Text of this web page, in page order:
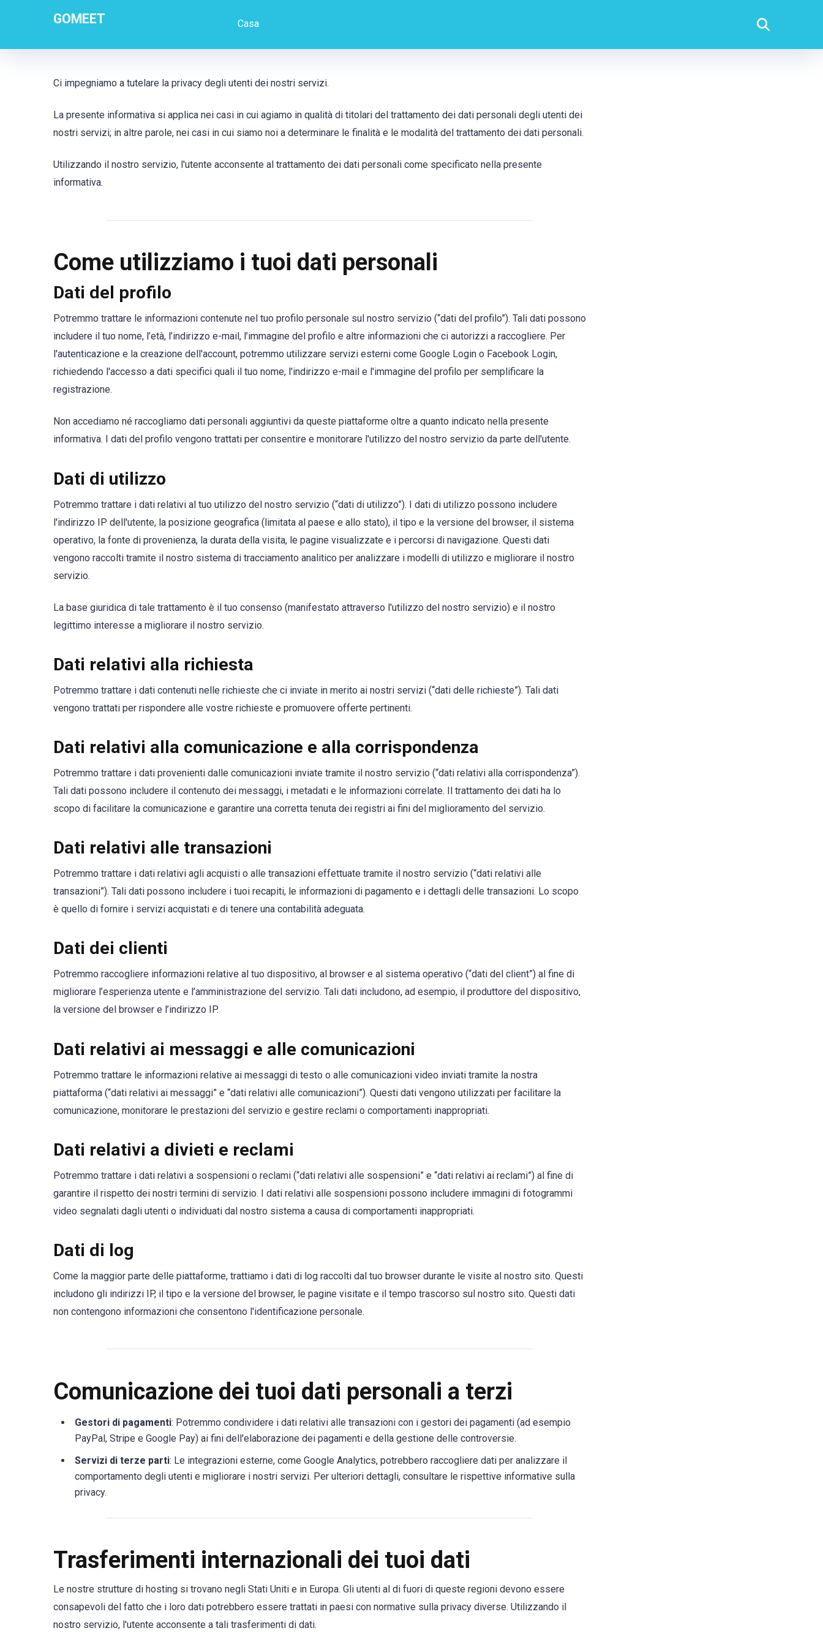
GOMEET Casa
Ci impegniamo a tutelare la privacy degli utenti dei nostri servizi.
La presente informativa si applica nei casi in cui agiamo in qualità di titolari del trattamento dei dati personali degli utenti dei
nostri servizi; in altre parole, nei casi in cui siamo noi a determinare le finalità e le modalità del trattamento dei dati personali.
Utilizzando il nostro servizio, l'utente acconsente al trattamento dei dati personali come specificato nella presente
informativa.
Come utilizziamo i tuoi dati personali
Dati del profilo
Potremmo trattare le informazioni contenute nel tuo profilo personale sul nostro servizio (“dati del profilo”). Tali dati possono
includere il tuo nome, l’età, l’indirizzo e-mail, l’immagine del profilo e altre informazioni che ci autorizzi a raccogliere. Per
l'autenticazione e la creazione dell'account, potremmo utilizzare servizi esterni come Google Login o Facebook Login,
richiedendo l'accesso a dati specifici quali il tuo nome, l'indirizzo e-mail e l'immagine del profilo per semplificare la
registrazione.
Non accediamo né raccogliamo dati personali aggiuntivi da queste piattaforme oltre a quanto indicato nella presente
informativa. I dati del profilo vengono trattati per consentire e monitorare l'utilizzo del nostro servizio da parte dell'utente.
Dati di utilizzo
Potremmo trattare i dati relativi al tuo utilizzo del nostro servizio (“dati di utilizzo”). I dati di utilizzo possono includere
l'indirizzo IP dell'utente, la posizione geografica (limitata al paese e allo stato), il tipo e la versione del browser, il sistema
operativo, la fonte di provenienza, la durata della visita, le pagine visualizzate e i percorsi di navigazione. Questi dati
vengono raccolti tramite il nostro sistema di tracciamento analitico per analizzare i modelli di utilizzo e migliorare il nostro
servizio.
La base giuridica di tale trattamento è il tuo consenso (manifestato attraverso l'utilizzo del nostro servizio) e il nostro
legittimo interesse a migliorare il nostro servizio.
Dati relativi alla richiesta
Potremmo trattare i dati contenuti nelle richieste che ci inviate in merito ai nostri servizi (“dati delle richieste”). Tali dati
vengono trattati per rispondere alle vostre richieste e promuovere offerte pertinenti.
Dati relativi alla comunicazione e alla corrispondenza
Potremmo trattare i dati provenienti dalle comunicazioni inviate tramite il nostro servizio (“dati relativi alla corrispondenza”).
Tali dati possono includere il contenuto dei messaggi, i metadati e le informazioni correlate. Il trattamento dei dati ha lo
scopo di facilitare la comunicazione e garantire una corretta tenuta dei registri ai fini del miglioramento del servizio.
Dati relativi alle transazioni
Potremmo trattare i dati relativi agli acquisti o alle transazioni effettuate tramite il nostro servizio (“dati relativi alle
transazioni”). Tali dati possono includere i tuoi recapiti, le informazioni di pagamento e i dettagli delle transazioni. Lo scopo
è quello di fornire i servizi acquistati e di tenere una contabilità adeguata.
Dati dei clienti
Potremmo raccogliere informazioni relative al tuo dispositivo, al browser e al sistema operativo (“dati del client”) al fine di
migliorare l’esperienza utente e l’amministrazione del servizio. Tali dati includono, ad esempio, il produttore del dispositivo,
la versione del browser e l’indirizzo IP.
Dati relativi ai messaggi e alle comunicazioni
Potremmo trattare le informazioni relative ai messaggi di testo o alle comunicazioni video inviati tramite la nostra
piattaforma (“dati relativi ai messaggi” e “dati relativi alle comunicazioni”). Questi dati vengono utilizzati per facilitare la
comunicazione, monitorare le prestazioni del servizio e gestire reclami o comportamenti inappropriati.
Dati relativi a divieti e reclami
Potremmo trattare i dati relativi a sospensioni o reclami (“dati relativi alle sospensioni” e “dati relativi ai reclami”) al fine di
garantire il rispetto dei nostri termini di servizio. I dati relativi alle sospensioni possono includere immagini di fotogrammi
video segnalati dagli utenti o individuati dal nostro sistema a causa di comportamenti inappropriati.
Dati di log
Come la maggior parte delle piattaforme, trattiamo i dati di log raccolti dal tuo browser durante le visite al nostro sito. Questi
includono gli indirizzi IP, il tipo e la versione del browser, le pagine visitate e il tempo trascorso sul nostro sito. Questi dati
non contengono informazioni che consentono l'identificazione personale.
Comunicazione dei tuoi dati personali a terzi
Gestori di pagamenti: Potremmo condividere i dati relativi alle transazioni con i gestori dei pagamenti (ad esempio
PayPal, Stripe e Google Pay) ai fini dell'elaborazione dei pagamenti e della gestione delle controversie.
Servizi di terze parti: Le integrazioni esterne, come Google Analytics, potrebbero raccogliere dati per analizzare il
comportamento degli utenti e migliorare i nostri servizi. Per ulteriori dettagli, consultare le rispettive informative sulla
privacy.
Trasferimenti internazionali dei tuoi dati
Le nostre strutture di hosting si trovano negli Stati Uniti e in Europa. Gli utenti al di fuori di queste regioni devono essere
consapevoli del fatto che i loro dati potrebbero essere trattati in paesi con normative sulla privacy diverse. Utilizzando il
nostro servizio, l'utente acconsente a tali trasferimenti di dati.